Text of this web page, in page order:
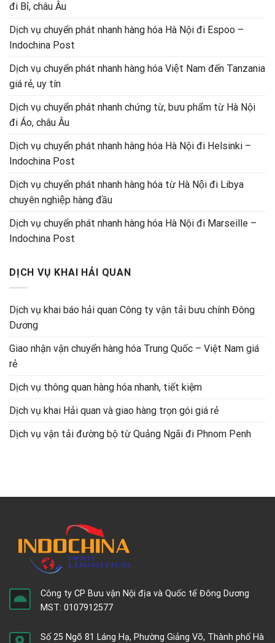
đi Bỉ, châu Âu
Dịch vụ chuyển phát nhanh hàng hóa Hà Nội đi Espoo –
Indochina Post
Dịch vụ chuyển phát nhanh hàng hóa Việt Nam đến Tanzania
giá rẻ, uy tín
Dịch vụ chuyển phát nhanh chứng từ, bưu phẩm từ Hà Nội
đi Áo, châu Âu
Dịch vụ chuyển phát nhanh hàng hóa Hà Nội đi Helsinki –
Indochina Post
Dịch vụ chuyển phát nhanh hàng hóa từ Hà Nội đi Libya
chuyên nghiệp hàng đầu
Dịch vụ chuyển phát nhanh hàng hóa Hà Nội đi Marseille –
Indochina Post
DỊCH VỤ KHAI HẢI QUAN
Dịch vụ khai báo hải quan Công ty vận tải bưu chính Đông
Dương
Giao nhận vận chuyển hàng hóa Trung Quốc – Việt Nam giá
rẻ
Dịch vụ thông quan hàng hóa nhanh, tiết kiệm
Dịch vụ khai Hải quan và giao hàng trọn gói giá rẻ
Dịch vụ vận tải đường bộ từ Quảng Ngãi đi Phnom Penh
Công ty CP Bưu vận Nội địa và Quốc tế Đông Dương
MST: 0107912577
Số 25 Ngõ 81 Láng Hạ, Phường Giảng Võ, Thành phố Hà